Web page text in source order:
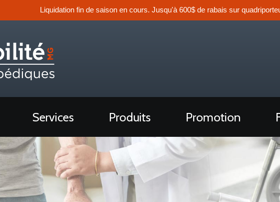
Liquidation fin de saison en cours. Jusqu'à 600$ de rabais sur
Services Produits Promotion